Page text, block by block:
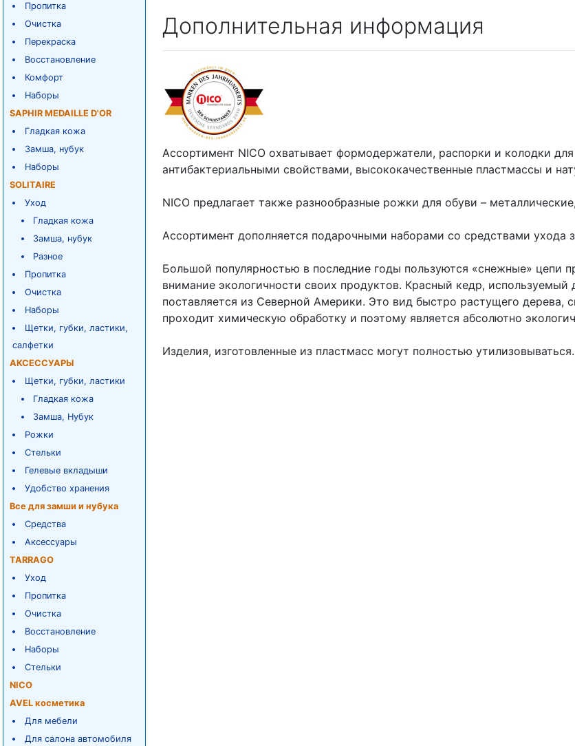
Пропитка
Очистка
Перекраска
Восстановление
Комфорт
Наборы
SAPHIR MEDAILLE D'OR
Гладкая кожа
Замша, нубук
Наборы
SOLITAIRE
Уход
Гладкая кожа
Замша, нубук
Разное
Пропитка
Очистка
Наборы
Щетки, губки, ластики,
салфетки
АКСЕССУАРЫ
Щетки, губки, ластики
Гладкая кожа
Замша, Нубук
Рожки
Стельки
Гелевые вкладыши
Удобство хранения
Все для замши и нубука
Средства
Аксессуары
TARRAGO
Уход
Пропитка
Очистка
Восстановление
Наборы
Стельки
NICO
AVEL косметика
Для мебели
Для салона автомобиля
Дополнительная информация
Ассортимент NICO охватывает формодержатели, распорки и колодки
антибактериальными свойствами, высококачественные пластмассы и
NICO предлагает также разнообразные рожки для обуви –
Ассортимент дополняется подарочными наборами со средствами ухода
Большой популярностью в последние годы пользуются «снежные» цепи
внимание экологичности своих продуктов. Красный кедр,
поставляется из Северной Америки. Это вид быстро растущего дерева,
проходит химическую обработку и поэтому является абсолютно
Изделия, изготовленные из пластмасс могут полностью утилизовываться.